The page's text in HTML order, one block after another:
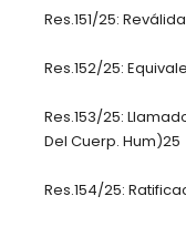
Res.151/25:
Res.152/25:
Res.153/25:
Del Cuerp. Hum)25
Res.154/25: